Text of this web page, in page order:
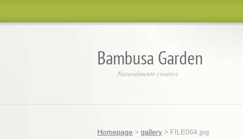
Bambusa Garden
Naturalmente creativi
Homepage > gallery > FILE064.jpg